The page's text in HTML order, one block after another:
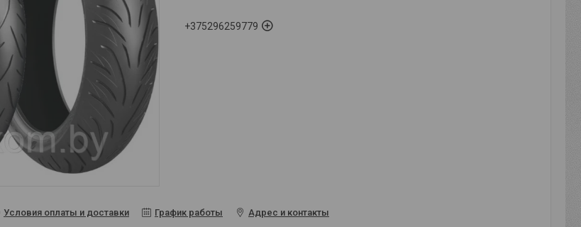
+375296259779
Условия оплаты и доставки График работы Адрес и контакты